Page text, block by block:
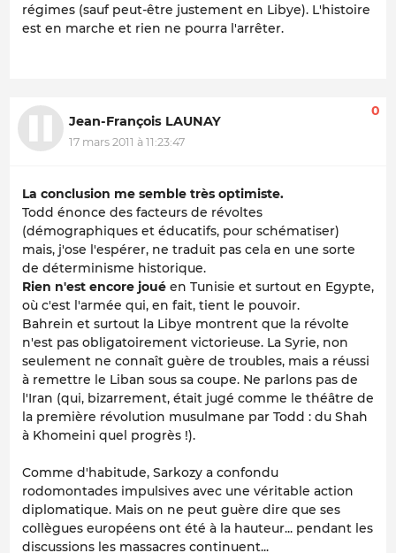
régimes (sauf peut-être justement en Libye). L'histoire
est en marche et rien ne pourra l'arrêter.
Jean-François LAUNAY
17 mars 2011 à 11:23:47
0
La conclusion me semble très optimiste.
Todd énonce des facteurs de révoltes
(démographiques et éducatifs, pour schématiser)
mais, j'ose l'espérer, ne traduit pas cela en une sorte
de déterminisme historique.
Rien n'est encore joué en Tunisie et surtout en Egypte,
où c'est l'armée qui, en fait, tient le pouvoir.
Bahrein et surtout la Libye montrent que la révolte
n'est pas obligatoirement victorieuse. La Syrie, non
seulement ne connaît guère de troubles, mais a réussi
à remettre le Liban sous sa coupe. Ne parlons pas de
l'Iran (qui, bizarrement, était jugé comme le théâtre de
la première révolution musulmane par Todd : du Shah
à Khomeini quel progrès !).
Comme d'habitude, Sarkozy a confondu
rodomontades impulsives avec une véritable action
diplomatique. Mais on ne peut guère dire que ses
collègues européens ont été à la hauteur... pendant les
discussions les massacres continuent...